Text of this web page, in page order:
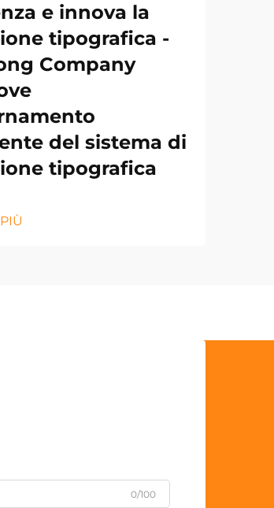
e innova la
tipografica -
Company
del sistema di
tipografica
0/100